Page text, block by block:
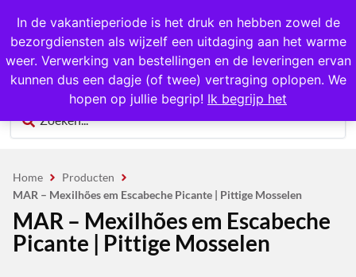
In de vakantieperiode is het druk en hebben zowel de
bezorgdiensten als wijzelf een uitdaging aan het warme
weer. Verwerking van bestellingen en de leveringen ervan
kunnen dus een dagje (of twee) vertraging oplopen. We
hopen op jullie begrip! Ik begrijp het
1000+ producten op voorraad
0
Home
Producten
MAR – Mexilhões em Escabeche Picante | Pittige Mosselen
MAR – Mexilhões em Escabeche
Picante | Pittige Mosselen